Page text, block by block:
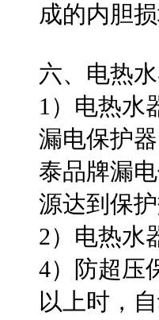
成的内胆
六、电热
1）电热水
漏电保护
泰品牌漏
源达到保
2）电热水
4）防超压
以上时，